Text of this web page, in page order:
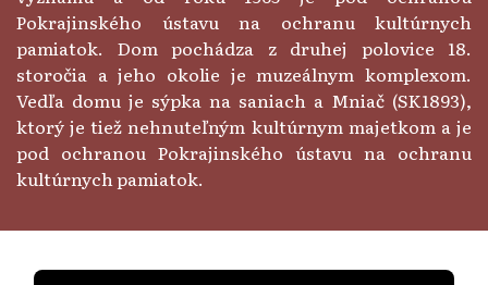
Pokrajinského ústavu na ochranu kultúrnych
pamiatok. Dom pochádza z druhej polovice 18.
storočia a jeho okolie je muzeálnym komplexom.
Vedľa domu je sýpka na saniach a Mniač (SK1893),
ktorý je tiež nehnuteľným kultúrnym majetkom a je
pod ochranou Pokrajinského ústavu na ochranu
kultúrnych pamiatok.